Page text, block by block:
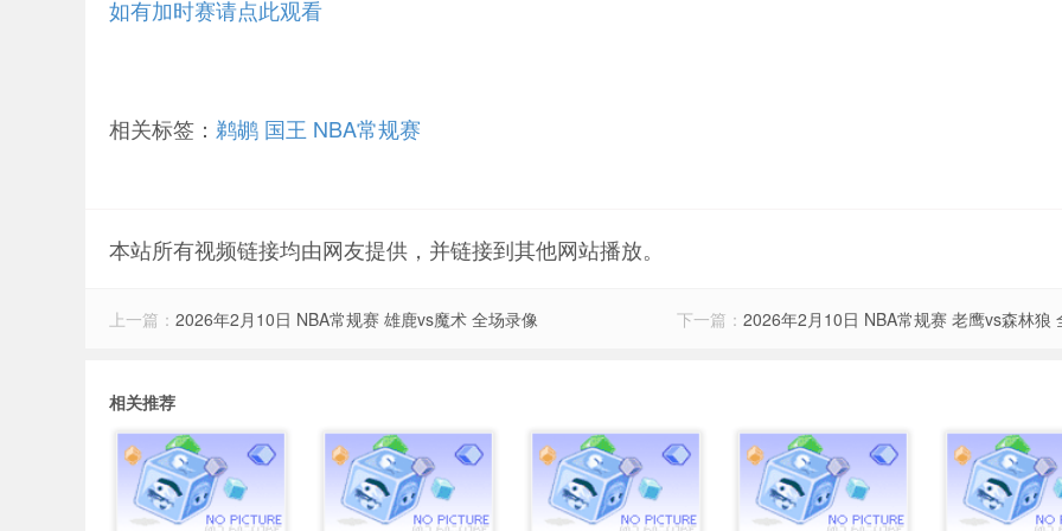
如有加时赛请点此观看
相关标签： 鹈鹕 国王 NBA常规赛
本站所有视频链接均由网友提供，并链接到其他网站播放。
上一篇： 2026年2月10日 NBA常规赛 雄鹿vs魔术 全场录像 下一篇： 2026年2月10日 NBA常规赛 老鹰vs森林狼
相关推荐